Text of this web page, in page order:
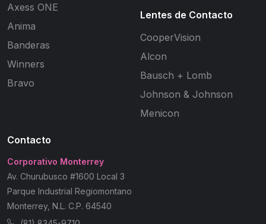
Axess ONE
Anima
Banderas
Winners
Bravo
Lentes de Contacto
CooperVision
Alcon
Bausch + Lomb
Johnson & Johnson
Menicon
Contacto
Corporativo Monterrey
Av. Churubusco #1600 Local 3
Parque Industrial Regiomontano
Monterrey, N.L. C.P. 64540